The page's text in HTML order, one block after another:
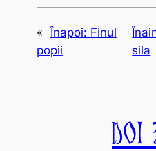
« Înapoi: Finul
popii
sila
Doi